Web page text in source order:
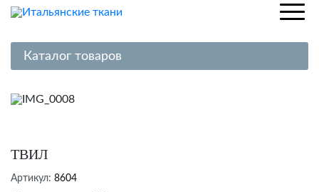
Каталог товаров
Хлопок
Вискоза
Трикотаж
ТВИЛ
Артикул: 8604